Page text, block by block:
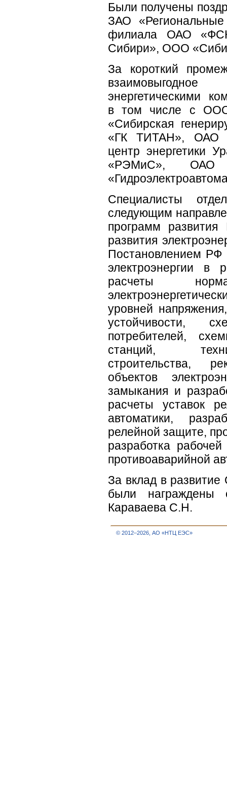
Были получены
ЗАО
филиала ОАО
Сибири», ООО
За короткий
энергетическими
в том числе с ООО
«Сибирская
«ГК ТИТАН», ОАО
центр энергетики
«РЭМиС», ОАО
Специалисты
следующим
программ
развития
Постановлением
электроэнергии в
расчеты
уровней
устойчивости,
потребителей,
станций,
строительства,
объектов
замыкания и
расчеты уставок
автоматики,
релейной защите,
разработка
противоаварийной
За вклад в
были
Караваева С.Н.
© 2012–2026, АО «НТЦ ЕЭС»